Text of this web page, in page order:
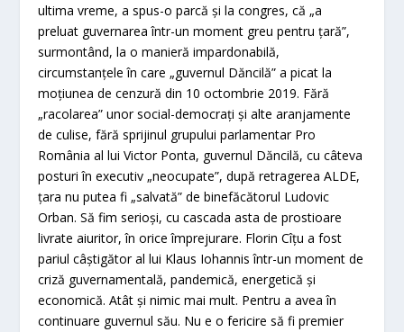
ultima vreme, a spus-o parcă şi la congres, că „a
preluat guvernarea într-un moment greu pentru ţară”,
surmontând, la o manieră impardonabilă,
circumstanţele în care „guvernul Dăncilă” a picat la
moţiunea de cenzură din 10 octombrie 2019. Fără
„racolarea” unor social-democraţi şi alte aranjamente
de culise, fără sprijinul grupului parlamentar Pro
România al lui Victor Ponta, guvernul Dăncilă, cu câteva
posturi în executiv „neocupate”, după retragerea ALDE,
ţara nu putea fi „salvată” de binefăcătorul Ludovic
Orban. Să fim serioşi, cu cascada asta de prostioare
livrate aiuritor, în orice împrejurare. Florin Cîţu a fost
pariul câştigător al lui Klaus Iohannis într-un moment de
criză guvernamentală, pandemică, energetică şi
economică. Atât şi nimic mai mult. Pentru a avea în
continuare guvernul său. Nu e o fericire să fi premier